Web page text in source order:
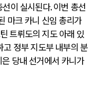
선이 실시된다.이번 총선
마크 카니 신임 총리가
트뤼도의 지도 아래 있
고 정부 지도부 내부의 분
당내 선거에서 카니가